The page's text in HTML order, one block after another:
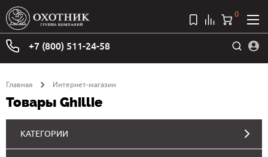
+7 (800) 511-24-58
0
Главная Интернет-магазин
Товары Ghillie
КАТЕГОРИИ